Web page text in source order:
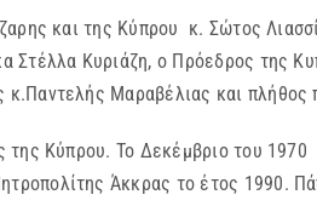
και της Κύπρου κ. Σώτος
Στέλλα Κυριάζη, ο Πρόεδρος της
Μαραβέλιας και πλήθος
της Κύπρου. Το Δεκέμβριο του 1970
Άκκρας το έτος 1990.